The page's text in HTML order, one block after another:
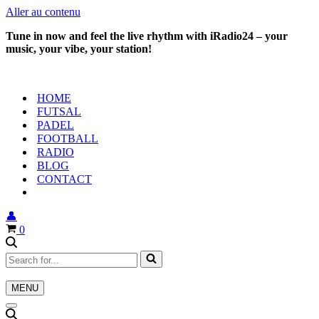
Aller au contenu
Tune in now and feel the live rhythm with iRadio24 – your
music, your vibe, your station!
HOME
FUTSAL
PADEL
FOOTBALL
RADIO
BLOG
CONTACT
👤
Panier
0
Rechercher...
MENU
Menu
Menu